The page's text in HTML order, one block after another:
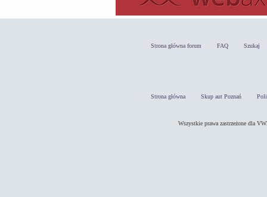
Strona główna forum FAQ Szukaj
Strona główna Skup aut Poznań
Wszystkie prawa zastrzeżone dla